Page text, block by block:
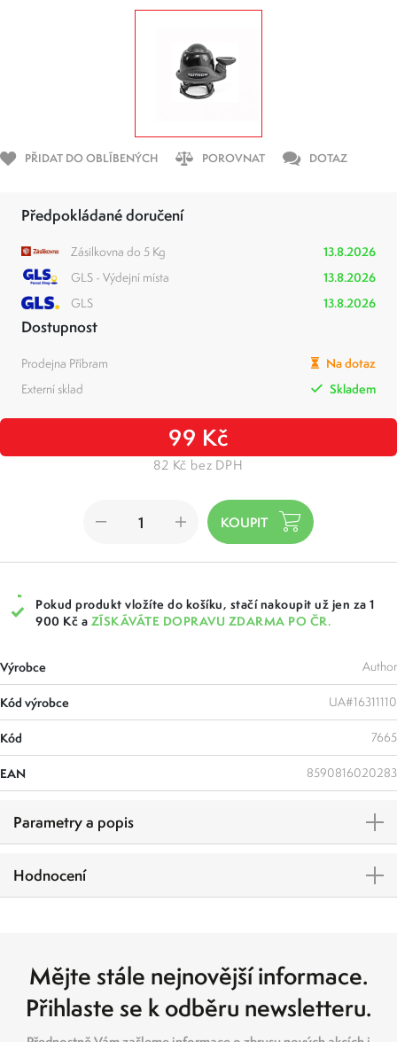
PŘIDAT DO OBLÍBENÝCH POROVNAT DOTAZ
Předpokládané doručení
Zásilkovna do 5 Kg
13.8.2026
GLS - Výdejní místa
13.8.2026
GLS
13.8.2026
Dostupnost
Prodejna Příbram
Na dotaz
Externí sklad
Skladem
99 Kč
82 Kč bez DPH
Pokud produkt vložíte do košíku, stačí nakoupit už jen za 1
900 Kč a ZÍSKÁVÁTE DOPRAVU ZDARMA PO ČR.
Výrobce Author
Kód výrobce UA#16311110
Kód 7665
EAN 8590816020283
Parametry a popis
Hodnocení
Mějte stále nejnovější informace.
Přihlaste se k odběru newsletteru.